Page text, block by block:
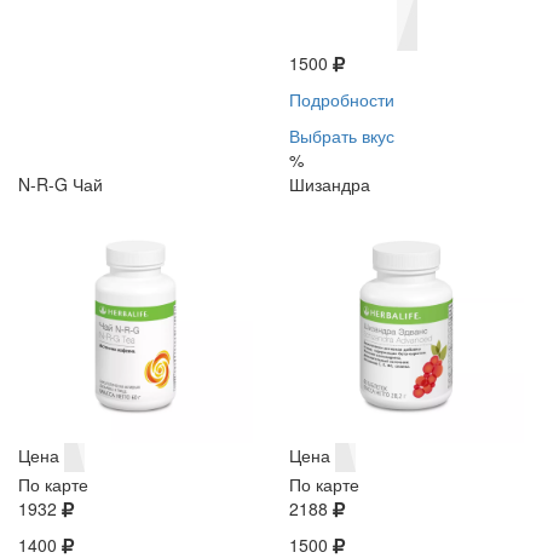
1500
Подробности
Выбрать вкус
%
N-R-G Чай
Цена
По карте
1932
1400
Шизандра
Цена
По карте
2188
1500